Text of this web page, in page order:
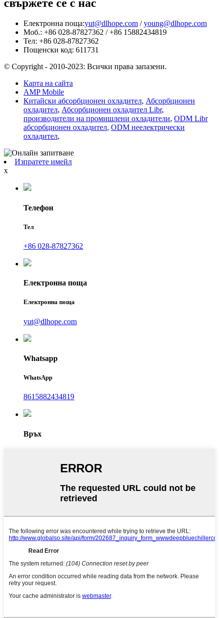
свържете се с нас
Електронна поща:yut@dlhope.com /young@dlhope.com
Моб.: +86 028-87827362 / +86 15882434819
Тел: +86 028-87827362
Пощенски код: 611731
© Copyright - 2010-2023: Всички права запазени.
Карта на сайта
AMP Mobile
Китайски абсорбционен охладител, Абсорбционен
охладител, Абсорбционен охладител Libr,
производители на промишлени охладители, ODM Libr
абсорбционен охладител, ODM неелектрически
охладител,
Изпратете имейл
x
Телефон
Тел
+86 028-87827362
Електронна поща
Електронна поща
yut@dlhope.com
Whatsapp
WhatsApp
8615882434819
Връх